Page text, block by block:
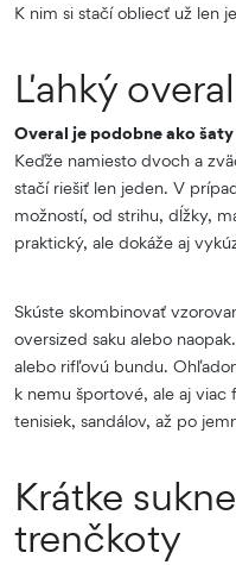
K nim si stačí obliecť už len
Ľahký
Overal je podobne ako
Keďže namiesto dvoch a
stačí riešiť len jeden. V
možností, od strihu, dĺžky,
praktický, ale dokáže aj
Skúste skombinovať
oversized saku alebo
alebo rifľovú bundu.
k nemu športové, ale aj viac
tenisiek, sandálov, až po
Krátke
trenčkoty